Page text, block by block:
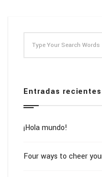
Entradas recientes
¡Hola mundo!
Four ways to cheer